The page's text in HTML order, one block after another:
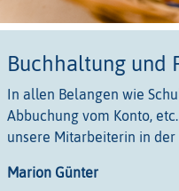
Buchhaltung und
In allen Belangen wie
Abbuchung vom Konto,
unsere Mitarbeiterin in der
Marion Günter